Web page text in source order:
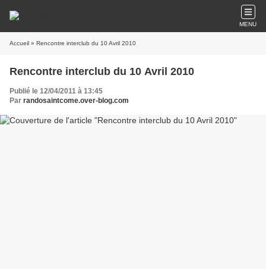
MENU
Accueil » Rencontre interclub du 10 Avril 2010
Rencontre interclub du 10 Avril 2010
Publié le 12/04/2011 à 13:45
Par randosaintcome.over-blog.com